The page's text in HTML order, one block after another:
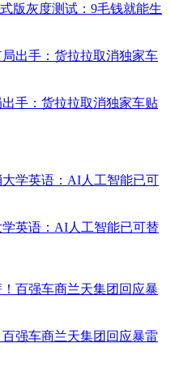
版灰度测试：9毛钱就能生
手：货拉拉取消独家车贴
英语：AI人工智能已可替
强车商兰天集团回应暴雷